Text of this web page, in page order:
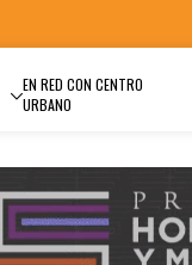
EN RED CON CENTRO
URBANO